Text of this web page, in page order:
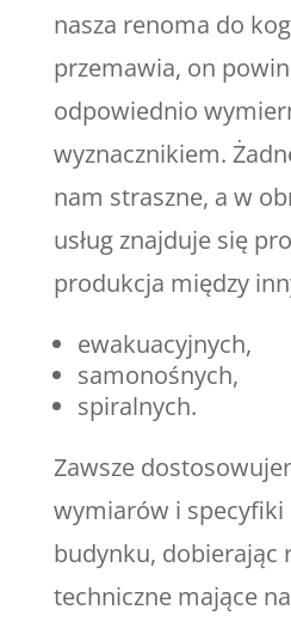
nasza renoma do
przemawia, on
odpowiednio
wyznacznikiem.
nam straszne, a w
usług znajduje się
produkcja między
ewakuacyjnych,
samonośnych,
spiralnych.
Zawsze
wymiarów i
budynku, dobierając
techniczne mające